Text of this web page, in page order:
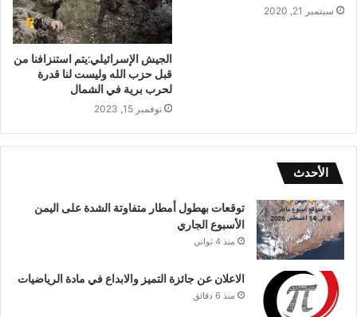
سبتمبر 21, 2020
الجيش الإسرائيلي:يتم استنزافنا من
قبل حزب الله وليست لنا قدرة
لحرب برية في الشمال
نوفمبر 15, 2023
الأحدث
توقعات بهطول أمطار متفاوتة الشدة على اليمن
الأسبوع الجاري
منذ 4 ثواني
الاعلان عن جائزة التميز والابداع في مادة الرياضيات
منذ 6 دقائق